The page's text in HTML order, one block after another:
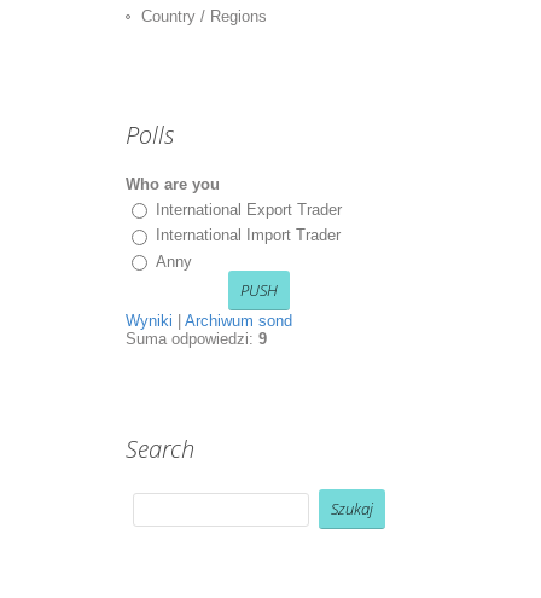
Country / Regions
Polls
Who are you
International Export Trader
International Import Trader
Anny
Wyniki
Archiwum sond
Suma odpowiedzi: 9
Search